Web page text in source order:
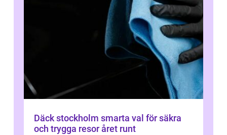
Däck stockholm smarta val för säkra
och trygga resor året runt